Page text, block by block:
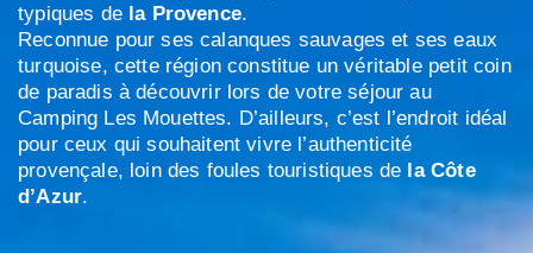
typiques de la Provence.
Reconnue pour ses calanques sauvages et ses eaux
turquoise, cette région constitue un véritable petit coin
de paradis à découvrir lors de votre séjour au
Camping Les Mouettes. D’ailleurs, c’est l’endroit idéal
pour ceux qui souhaitent vivre l’authenticité
provençale, loin des foules touristiques de la Côte
d’Azur.